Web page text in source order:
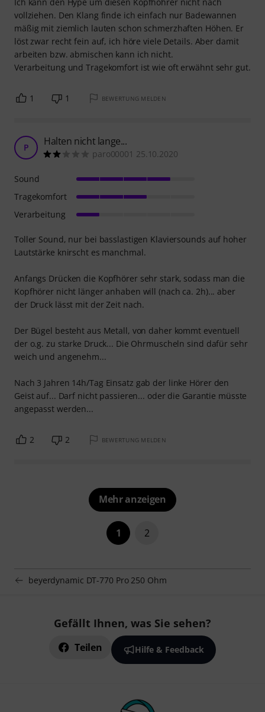
vollziehen. Den Klang finde ich einfach nur Badewannen
mäßig mit ziemlich lauten schon schmerzhaften Höhen. Er
löst zwar recht fein auf, ich höre viele Details. Aber damit
arbeiten bzw. abmischen kann ich nicht.
Verarbeitung und Tragekomfort ist wie oft erwähnt sehr gut.
1 1 BEWERTUNG MELDEN
P Halten nicht lange...
paro00001 25.10.2020
Toller Sound, nur bei basslastigen Klaviersounds auf hoher
Lautstärke knirscht es manchmal.
Anfangs Drücken die Kopfhörer sehr stark, sodass man die
Kopfhörer nicht länger anhaben will (nach ca. 2h)... aber
der Druck lässt mit der Zeit nach.
Der Bügel besteht aus Metall, von daher kommt eventuell
der o.g. zu starke Druck... Die Ohrmuscheln sind dafür sehr
weich und angenehm...
Nach 3 Jahren 14h/Tag Einsatz gab der linke Hörer den
Geist auf... Darf nicht passieren... oder die Garantie müsste
angepasst werden...
Sound
Tragekomfort
Verarbeitung
2 2 BEWERTUNG MELDEN
Mehr anzeigen
1 2
beyerdynamic DT-770 Pro 250 Ohm
Gefällt Ihnen, was Sie sehen?
Teilen Hilfe & Feedback